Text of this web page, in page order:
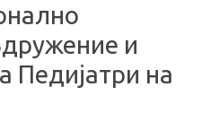
и
Педијатри на